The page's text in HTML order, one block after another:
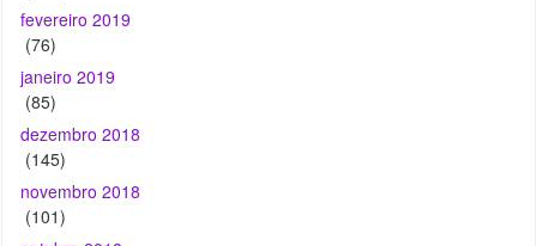
fevereiro 2019
(76)
janeiro 2019
(85)
dezembro 2018
(145)
novembro 2018
(101)